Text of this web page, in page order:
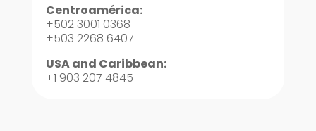
Centroamérica:
+502 3001 0368
+503 2268 6407
USA and Caribbean:
+1 903 207 4845